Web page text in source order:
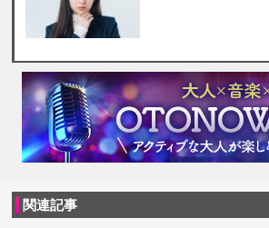
関連記事